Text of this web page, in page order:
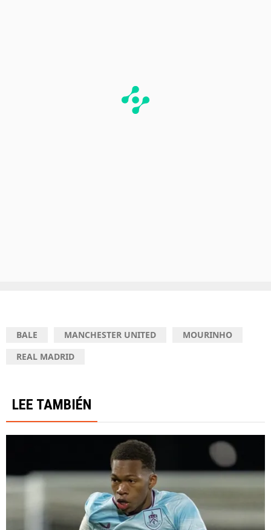
BALE MANCHESTER UNITED
MOURINHO
REAL MADRID
LEE TAMBIÉN